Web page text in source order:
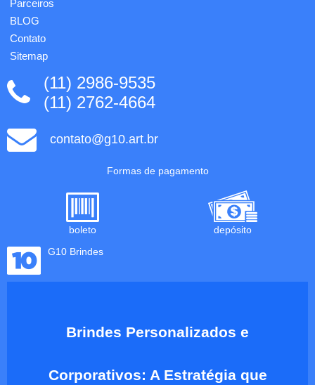
suporte
em ...
Parceiros
BLOG
Contato
Sitemap
(11) 2986-9535
(11) 2762-4664
contato@g10.art.br
Formas de pagamento
boleto
depósito
G10 Brindes
Brindes Personalizados e
Corporativos: A Estratégia que